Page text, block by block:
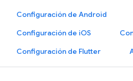
Configuración de Android
Configuración de iOS
Configuración de Flutter